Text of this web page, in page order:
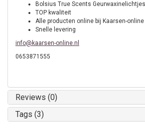
Bolsius True Scents
TOP kwaliteit
Alle producten online bij Kaarsen-online
Snelle levering
info@kaarsen-online.nl
0653871555
Reviews (0)
Tags (3)